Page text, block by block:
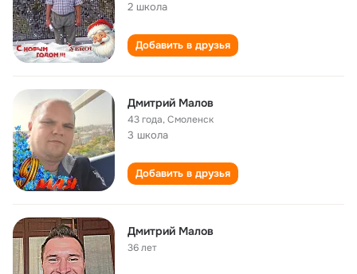
2 школа
Добавить в друзья
Дмитрий Малов
43 года,Смоленск
3 школа
Добавить в друзья
Дмитрий Малов
36 лет